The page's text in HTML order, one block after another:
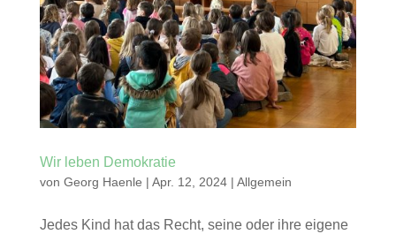
Wir leben Demokratie
von Georg Haenle | Apr. 12, 2024| Allgemein
Jedes Kind hat das Recht, seine oder ihre eigene